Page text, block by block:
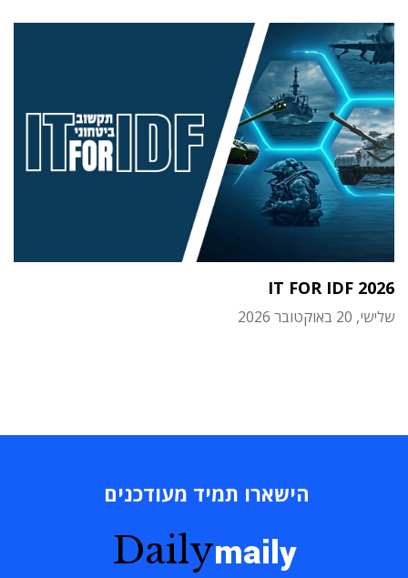
IT FOR IDF 2026
שלישי, 20 באוקטובר 2026
הישארו תמיד מעודכנים
Dailymaily